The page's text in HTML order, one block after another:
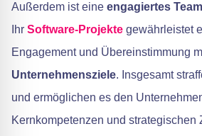
Außerdem ist eine engagiertes Team
Ihr Software-Projekte gewährleistet
Engagement und Übereinstimmung
Unternehmensziele. Insgesamt
und ermöglichen es den
Kernkompetenzen und strategischen